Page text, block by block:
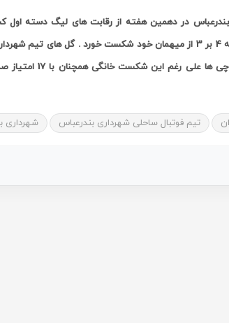
در دهمین هفته از رقابت های لیگ دسته اول
میزبان تیم شهدای چلیچه شهرکرد بود که با نتیجه 4 بر 3 از میهمان خود شکست
فاروق پسنده ( دو بار ) به
تیم فوتبال ساحلی شهرداری بندرعباس شهرداری